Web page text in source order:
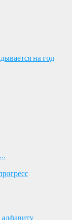
на год